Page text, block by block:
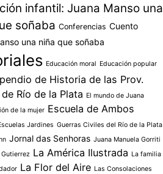
infantil: Juana Manso una
soñaba Conferencias Cuento
una niña que soñaba
Educación moral Educación popular
de Historia de las Prov.
Río de la Plata El mundo de Juana
de la mujer Escuela de Ambos
Jardines Guerras Civiles del Río de la Plata
Jornal das Senhoras Juana Manuela Gorriti
La América Ilustrada La familia
La Flor del Aire Las Consolaciones